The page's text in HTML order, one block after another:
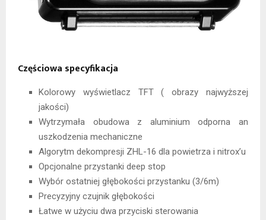
Częściowa specyfikacja
Kolorowy wyświetlacz TFT ( obrazy najwyższej
jakości)
Wytrzymała obudowa z aluminium odporna an
uszkodzenia mechaniczne
Algorytm dekompresji ZHL-16 dla powietrza i nitrox’u
Opcjonalne przystanki deep stop
Wybór ostatniej głębokości przystanku (3/6m)
Precyzyjny czujnik głębokości
Łatwe w użyciu dwa przyciski sterowania